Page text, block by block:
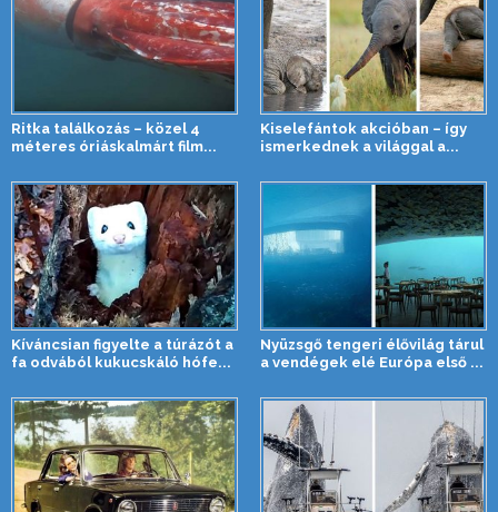
Ritka találkozás – közel 4
méteres óriáskalmárt film...
Kiselefántok akcióban – így
ismerkednek a világgal a...
Kíváncsian figyelte a túrázót a
fa odvából kukucskáló hófe...
Nyüzsgő tengeri élővilág tárul
a vendégek elé Európa első ...